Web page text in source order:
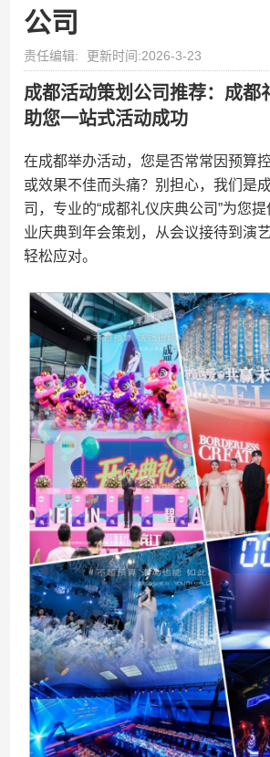
公司
责任编辑: 更新时间:2026-3-23
成都活动策划公司推荐：成都
助您一站式活动成功
在成都举办活动，您是否常常因预算
或效果不佳而头痛？别担心，我们是
司，专业的“成都礼仪庆典公司”为您
业庆典到年会策划，从会议接待到演
轻松应对。